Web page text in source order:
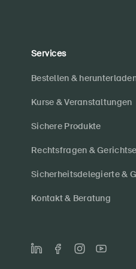
Services
Bestellen &
Kurse & Veranstaltungen
Sichere Produkte
Rechtsfragen &
Sicherheitsdelegierte &
Kontakt & Beratung